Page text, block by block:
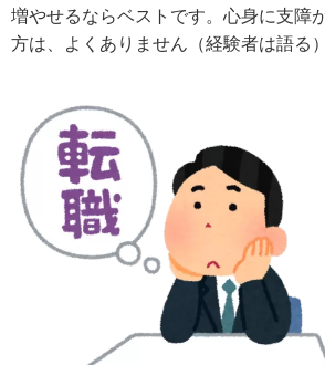
増やせるならベストです。心身に支障
方は、よくありません（経験者は語る）